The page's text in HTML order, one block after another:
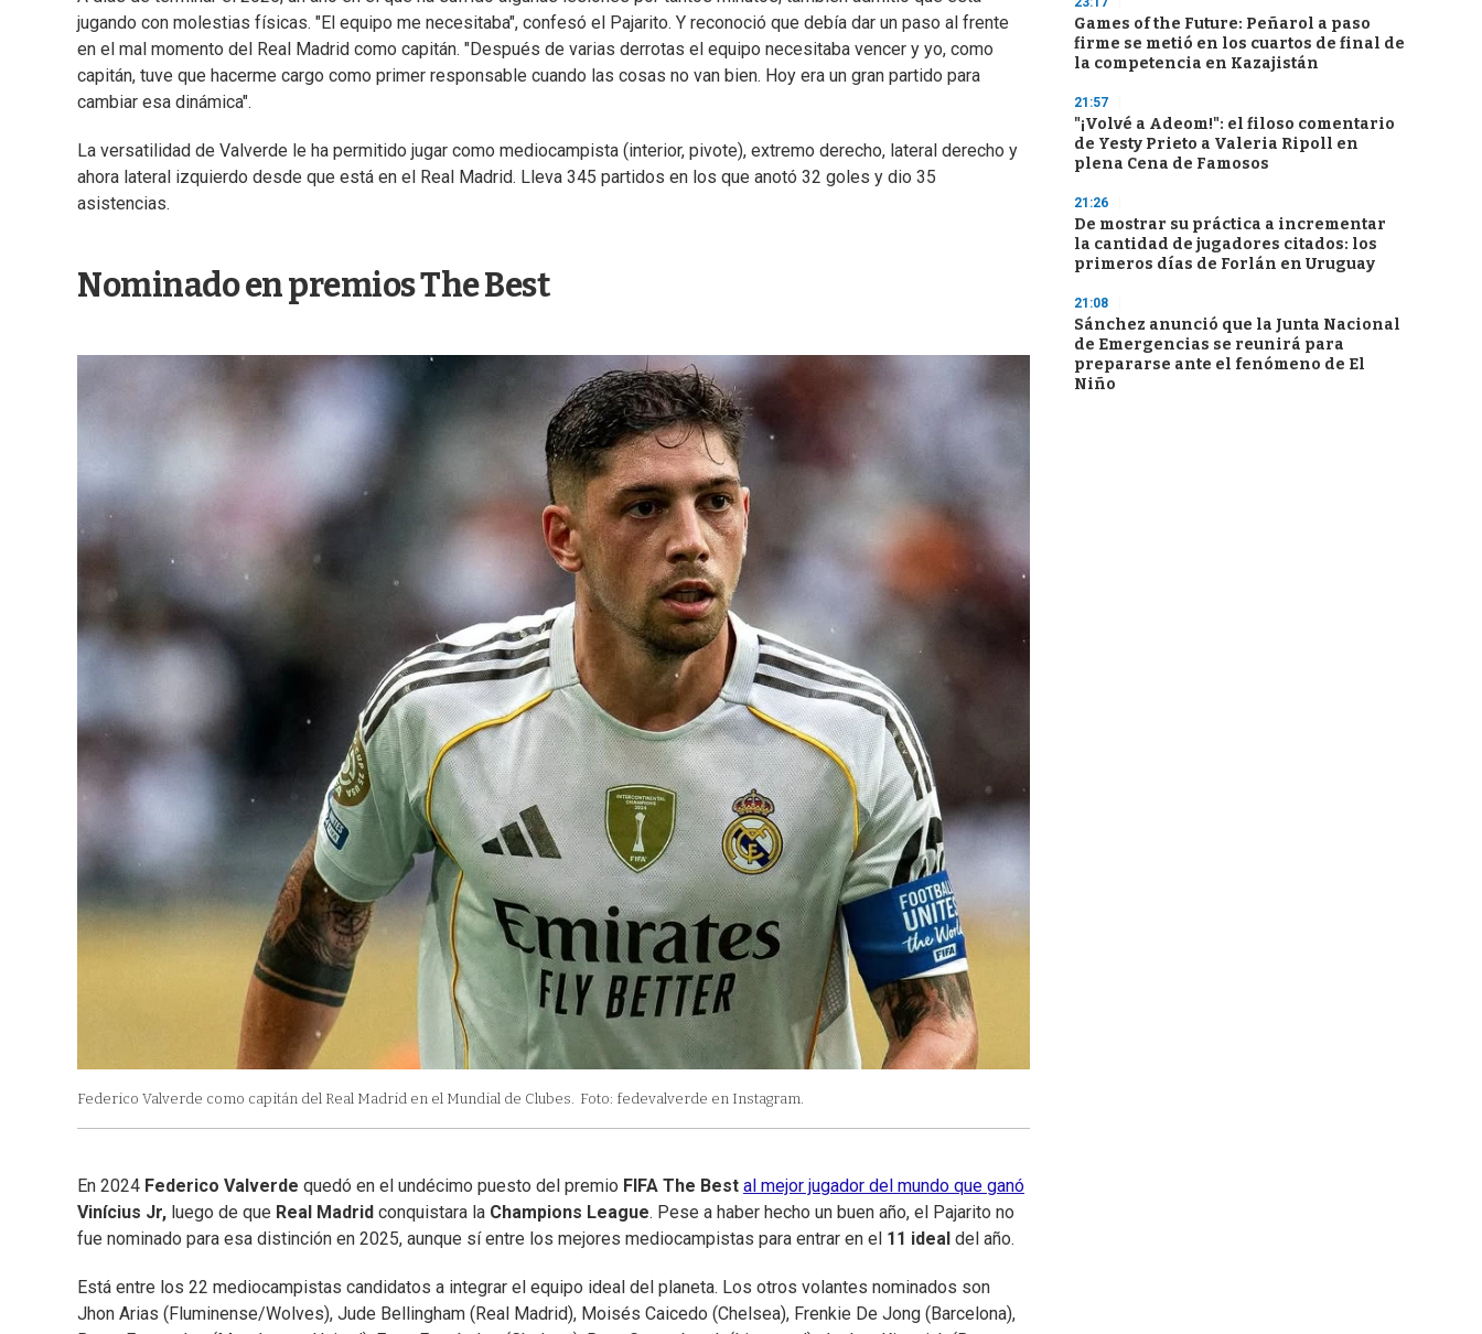
jugando con molestias físicas. "El equipo me necesitaba", confesó el Pajarito. Y reconoció que debía dar un paso al frente
en el mal momento del Real Madrid como capitán. "Después de varias derrotas el equipo necesitaba vencer y yo, como
capitán, tuve que hacerme cargo como primer responsable cuando las cosas no van bien. Hoy era un gran partido para
cambiar esa dinámica".
La versatilidad de Valverde le ha permitido jugar como mediocampista (interior, pivote), extremo derecho, lateral derecho y
ahora lateral izquierdo desde que está en el Real Madrid. Lleva 345 partidos en los que anotó 32 goles y dio 35
asistencias.
Nominado en premios The Best
Federico Valverde como capitán del Real Madrid en el Mundial de Clubes. Foto: fedevalverde en Instagram.
En 2024 Federico Valverde quedó en el undécimo puesto del premio FIFA The Best al mejor jugador del mundo que ganó
Vinícius Jr, luego de que Real Madrid conquistara la Champions League. Pese a haber hecho un buen año, el Pajarito no
fue nominado para esa distinción en 2025, aunque sí entre los mejores mediocampistas para entrar en el 11 ideal del año.
Está entre los 22 mediocampistas candidatos a integrar el equipo ideal del planeta. Los otros volantes nominados son
Jhon Arias (Fluminense/Wolves), Jude Bellingham (Real Madrid), Moisés Caicedo (Chelsea), Frenkie De Jong (Barcelona),
Games of the Future: Peñarol a paso
firme se metió en los cuartos de final de
la competencia en Kazajistán
21:57
"¡Volvé a Adeom!": el filoso comentario
de Yesty Prieto a Valeria Ripoll en
plena Cena de Famosos
21:26
De mostrar su práctica a incrementar
la cantidad de jugadores citados: los
primeros días de Forlán en Uruguay
21:08
Sánchez anunció que la Junta Nacional
de Emergencias se reunirá para
prepararse ante el fenómeno de El
Niño